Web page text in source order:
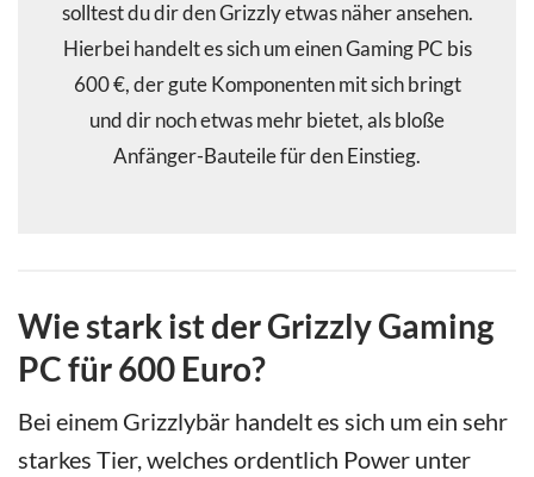
solltest du dir den Grizzly etwas näher ansehen.
Hierbei handelt es sich um einen Gaming PC bis
600 €, der gute Komponenten mit sich bringt
und dir noch etwas mehr bietet, als bloße
Anfänger-Bauteile für den Einstieg.
Wie stark ist der Grizzly Gaming
PC für 600 Euro?
Bei einem Grizzlybär handelt es sich um ein sehr
starkes Tier, welches ordentlich Power unter